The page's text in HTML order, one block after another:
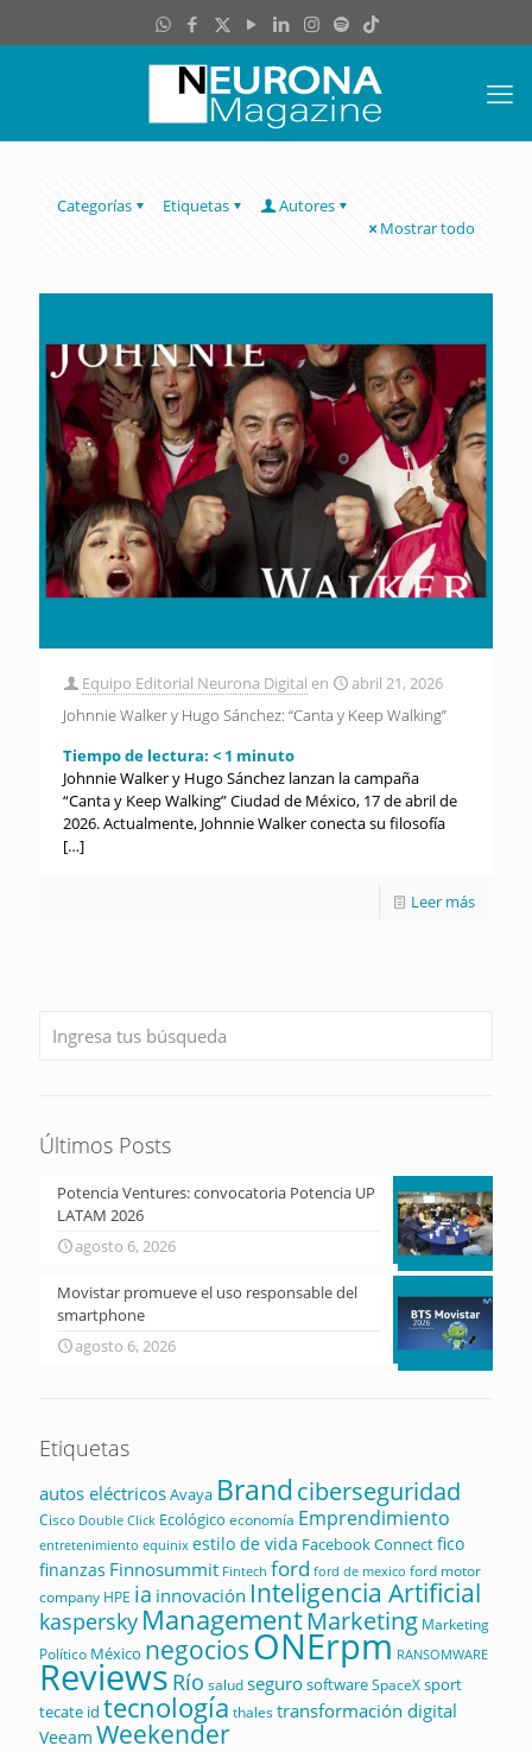
Categorías Etiquetas
Autores
Mostrar todo
Equipo Editorial Neurona Digital en
abril 21, 2026
Johnnie Walker y Hugo Sánchez: “Canta y Keep Walking”
Tiempo de lectura: < 1 minuto
Johnnie Walker y Hugo Sánchez lanzan la campaña
“Canta y Keep Walking” Ciudad de México, 17 de abril de
2026. Actualmente, Johnnie Walker conecta su filosofía
[…]
Leer más
Últimos Posts
Potencia Ventures: convocatoria Potencia UP
LATAM 2026
agosto 6, 2026
Movistar promueve el uso responsable del
smartphone
agosto 6, 2026
Etiquetas
autos eléctricosAvaya Brandciberseguridad
Cisco Double Click Ecológico economía Emprendimiento
entretenimiento equinix estilo de vida Facebook Connectfico
finanzas Finnosummit Fintech ford ford de mexico ford motor
company HPE ia innovación Inteligencia Artificial
kaspersky ManagementMarketing Marketing
Político México negociosONErpm RANSOMWARE
Reviews Río saludsegurosoftwareSpaceXsport
tecate id tecnología thalestransformación digital
Veeam Weekender